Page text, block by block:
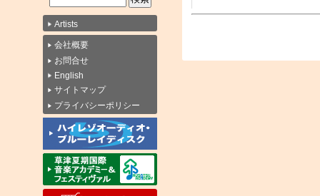
Artists
会社概要
お問合せ
English
サイトマップ
プライバシーポリシー